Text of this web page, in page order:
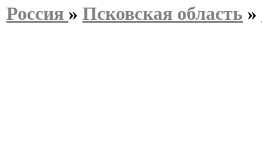
Россия » Псковская область »